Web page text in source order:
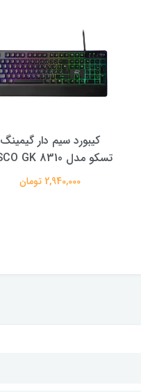
کیبورد سیم دار گیمینگ
تسکو مدل TSCO GK 8310
2,940,000 تومان